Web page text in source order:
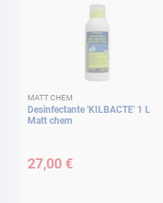
MATT CHEM
Desinfectante 'KILBACTE' 1 L
Matt chem
27,00 €